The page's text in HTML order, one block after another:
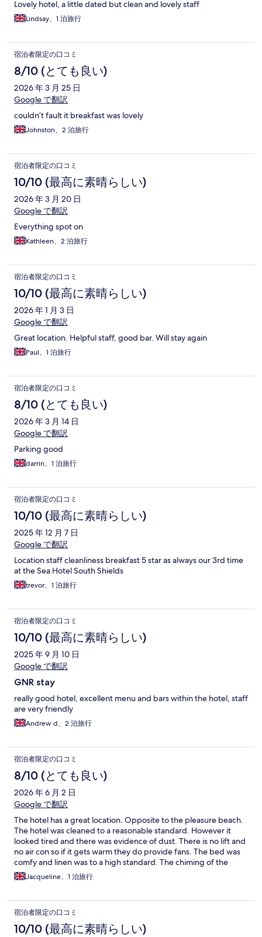
Lovely hotel, a little dated but clean and lovely staff
Lindsay、1 泊旅行
宿泊者限定の口コミ
8/10 (とても良い)
2026 年 3 月 25 日
Google で翻訳
couldn’t fault it breakfast was lovely
Johnston、2 泊旅行
宿泊者限定の口コミ
10/10 (最高に素晴らしい)
2026 年 3 月 20 日
Google で翻訳
Everything spot on
Kathleen、2 泊旅行
宿泊者限定の口コミ
10/10 (最高に素晴らしい)
2026 年 1 月 3 日
Google で翻訳
Great location. Helpful staff, good bar. Will stay again
Paul、1 泊旅行
宿泊者限定の口コミ
8/10 (とても良い)
2026 年 3 月 14 日
Google で翻訳
Parking good
darrin、1 泊旅行
宿泊者限定の口コミ
10/10 (最高に素晴らしい)
2025 年 12 月 7 日
Google で翻訳
Location staff cleanliness breakfast 5 star as always our 3rd time
at the Sea Hotel South Shields
trevor、1 泊旅行
宿泊者限定の口コミ
10/10 (最高に素晴らしい)
2025 年 9 月 10 日
Google で翻訳
GNR stay
really good hotel, excellent menu and bars within the hotel, staff
are very friendly
Andrew d、2 泊旅行
宿泊者限定の口コミ
8/10 (とても良い)
2026 年 6 月 2 日
Google で翻訳
The hotel has a great location. Opposite to the pleasure beach.
The hotel was cleaned to a reasonable standard. However it
looked tired and there was evidence of dust. There is no lift and
no air con so if it gets warm they do provide fans. The bed was
comfy and linen was to a high standard. The chiming of the
church can be difficult to deal with especially in the early hours.
It is very well price and certain value for money. I would certainly
Jacqueline、1 泊旅行
宿泊者限定の口コミ
10/10 (最高に素晴らしい)